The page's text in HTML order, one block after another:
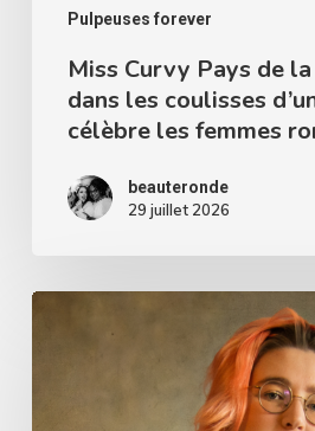
Pulpeuses forever
coulisses
d’une
soirée
célèbre
femmes
Miss Curvy Pays de
dans les coulisses
célèbre les femmes
beauteronde
29 juillet 2026